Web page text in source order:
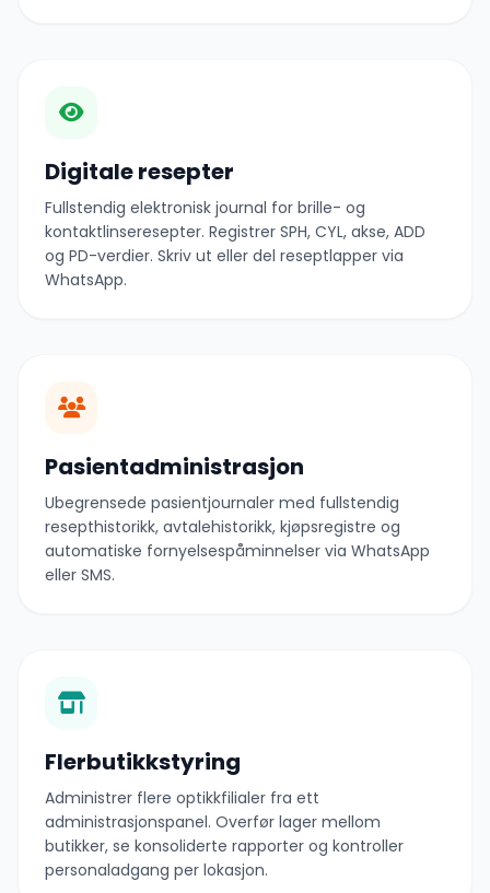
Digitale resepter
Fullstendig elektronisk journal for brille- og
kontaktlinseresepter. Registrer SPH, CYL, akse, ADD
og PD-verdier. Skriv ut eller del reseptlapper via
WhatsApp.
Pasientadministrasjon
Ubegrensede pasientjournaler med fullstendig
resepthistorikk, avtalehistorikk, kjøpsregistre og
automatiske fornyelsespåminnelser via WhatsApp
eller SMS.
Flerbutikkstyring
Administrer flere optikkfilialer fra ett
administrasjonspanel. Overfør lager mellom
butikker, se konsoliderte rapporter og kontroller
personaladgang per lokasjon.